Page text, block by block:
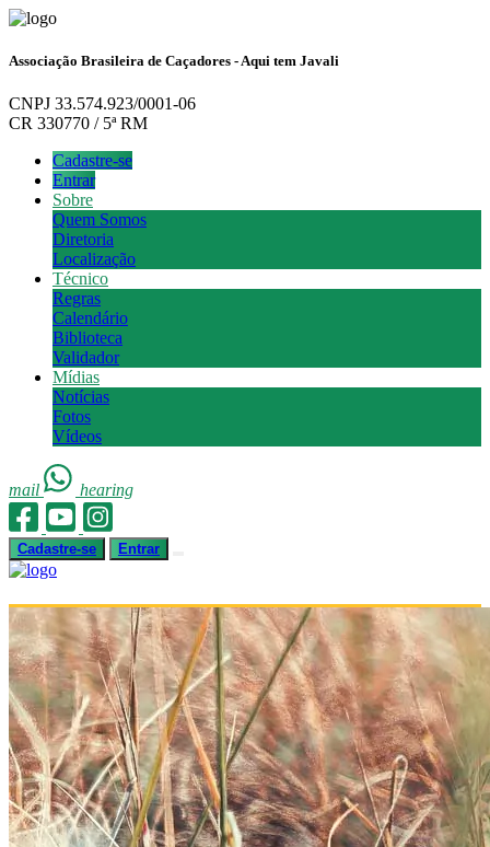
Associação Brasileira de Caçadores - Aqui tem Javali
CNPJ 33.574.923/0001-06
CR 330770 / 5ª RM
Cadastre-se
Entrar
Sobre
Quem Somos
Diretoria
Localização
Técnico
Regras
Calendário
Biblioteca
Validador
Mídias
Notícias
Fotos
Vídeos
mail hearing
Cadastre-se Entrar